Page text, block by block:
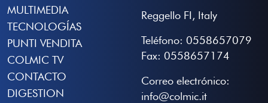
MULTIMEDIA
TECNOLOGÍAS
PUNTI VENDITA
COLMIC TV
CONTACTO
DIGESTION
Reggello FI, Italy
Teléfono: 0558657079
Fax: 0558657174
Correo electrónico:
info@colmic.it